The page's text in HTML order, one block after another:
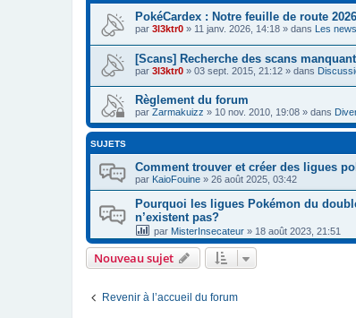
PokéCardex : Notre feuille de route 2026
par 3l3ktr0 » 11 janv. 2026, 14:18 » dans Les
[Scans] Recherche des scans
par 3l3ktr0 » 03 sept. 2015, 21:12 » dans
Règlement du forum
par Zarmakuizz » 10 nov. 2010, 19:08 » dans
SUJETS
Comment trouver et créer des ligues
par KaioFouine » 26 août 2025, 03:42
Pourquoi les ligues Pokémon du
n’existent pas?
par MisterInsecateur » 18 août 2023, 21:51
Nouveau sujet
Revenir à l’accueil du forum